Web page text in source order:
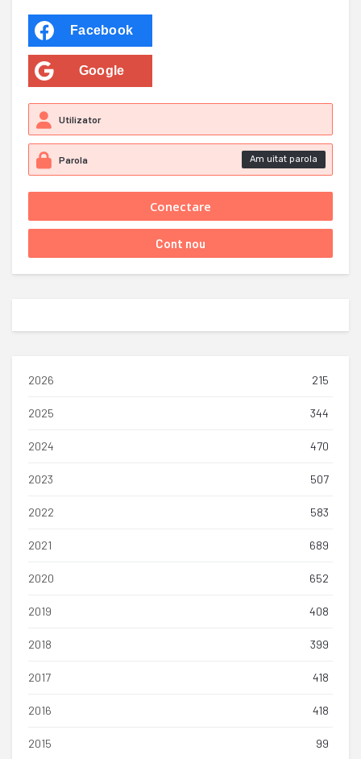
Facebook
Google
Am uitat parola
2026 215
2025 344
2024 470
2023 507
2022 583
2021 689
2020 652
2019 408
2018 399
2017 418
2016 418
2015 99